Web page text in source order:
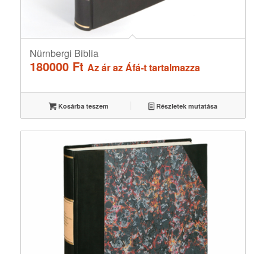
Nürnbergi Biblia
180000 Ft Az ár az Áfá-t tartalmazza
Kosárba teszem Részletek mutatása